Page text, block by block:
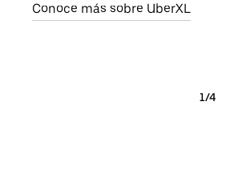
Conoce más sobre UberXL
1/4